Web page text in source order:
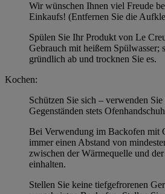
Wir wünschen Ihnen viel Freude
Einkaufs! (Entfernen Sie die
Spülen Sie Ihr Produkt von Le
Gebrauch mit heißem Spülwasser;
gründlich ab und trocknen Sie es.
Kochen:
Schützen Sie sich – verwenden
Gegenständen stets
Bei Verwendung im Backofen mit
immer einen Abstand von
zwischen der Wärmequelle und
einhalten.
Stellen Sie keine tiefgefrorenen